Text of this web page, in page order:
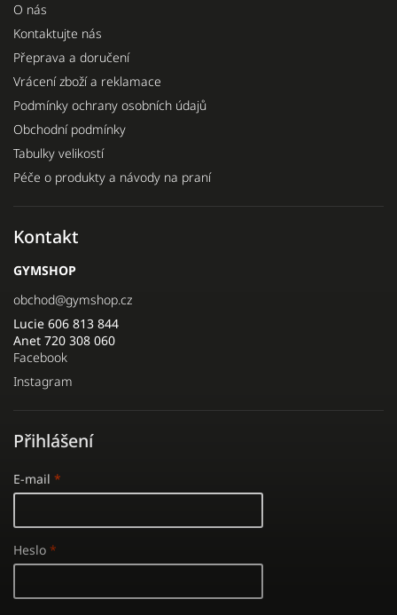
O nás
Kontaktujte nás
Přeprava a doručení
Vrácení zboží a reklamace
Podmínky ochrany osobních údajů
Obchodní podmínky
Tabulky velikostí
Péče o produkty a návody na praní
Kontakt
GYMSHOP
obchod@gymshop.cz
Lucie 606 813 844
Anet 720 308 060
Facebook
Instagram
Přihlášení
E-mail
Heslo